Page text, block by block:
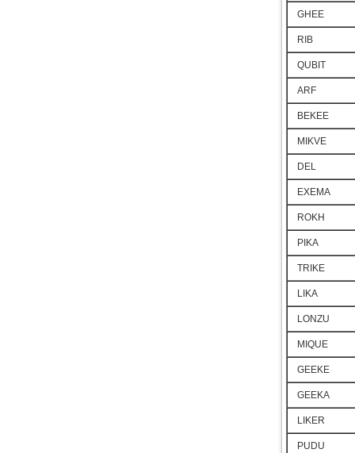
GHEE
RIB
QUBIT
ARF
BEKEE
MIKVE
DEL
EXEMA
ROKH
PIKA
TRIKE
LIKA
LONZU
MIQUE
GEEKE
GEEKA
LIKER
PUDU